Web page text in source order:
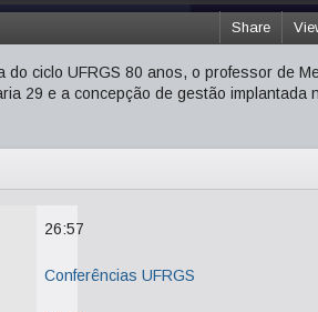
Share
do ciclo UFRGS 80 anos, o professor de
29 e a concepção de gestão
26:57
Conferências UFRGS